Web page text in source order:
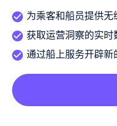
为乘客和船员提供无
获取运营洞察的实时
通过船上服务开辟新